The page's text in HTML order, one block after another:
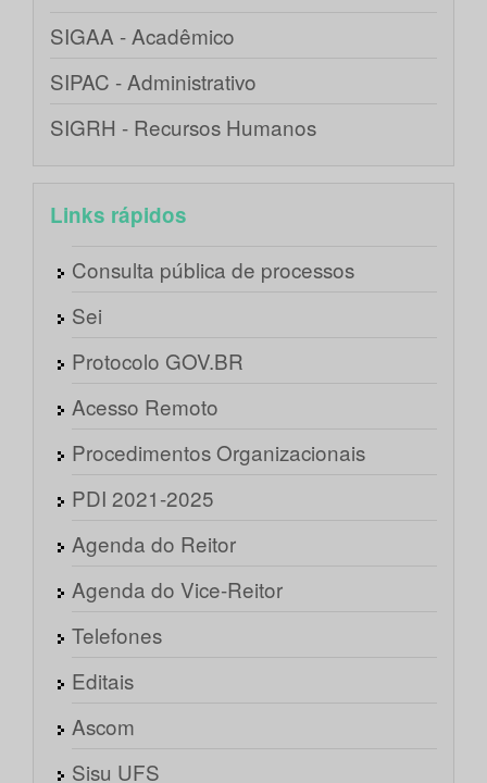
SIGAA - Acadêmico
SIPAC - Administrativo
SIGRH - Recursos Humanos
Links rápidos
Consulta pública de processos
Sei
Protocolo GOV.BR
Acesso Remoto
Procedimentos Organizacionais
PDI 2021-2025
Agenda do Reitor
Agenda do Vice-Reitor
Telefones
Editais
Ascom
Sisu UFS